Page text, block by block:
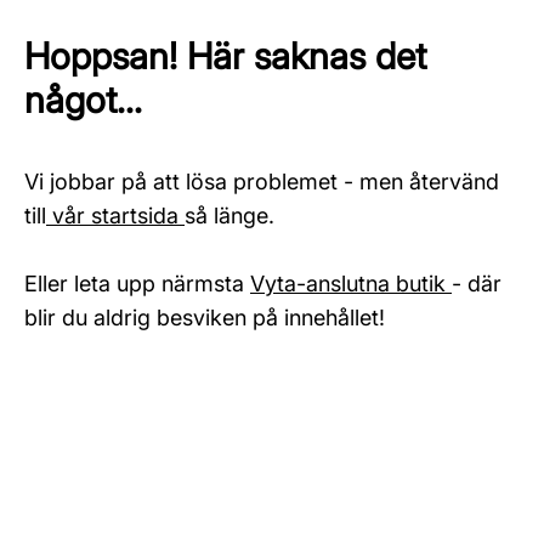
Hoppsan! Här saknas det
något...
Vi jobbar på att lösa problemet - men återvänd
till vår startsida så länge.
Eller leta upp närmsta Vyta-anslutna butik - där
blir du aldrig besviken på innehållet!